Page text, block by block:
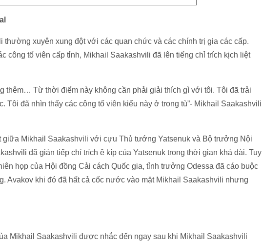
thường xuyên xung đột với các quan chức và các chính trị gia các cấp.
công tố viên cấp tỉnh, Mikhail Saakashvili đã lên tiếng chỉ trích kịch liệt
thêm… Từ thời điểm này không cần phải giải thích gì với tôi. Tôi đã trải
Tôi đã nhìn thấy các công tố viên kiểu này ở trong tù”- Mikhail Saakashvili
giữa Mikhail Saakashvili với cựu Thủ tướng Yatsenuk và Bộ trưởng Nội
đã gián tiếp chỉ trích ê kíp của Yatsenuk trong thời gian khá dài. Tuy
họp của Hội đồng Cải cách Quốc gia, tỉnh trưởng Odessa đã cáo buộc
Avakov khi đó đã hất cả cốc nước vào mặt Mikhail Saakashvili nhưng
Mikhail Saakashvili được nhắc đến ngay sau khi Mikhail Saakashvili